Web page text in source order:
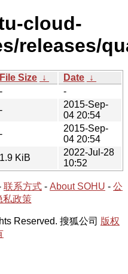
cloud-
releases/
File Size ↓ Date ↓
-
-
-
2015-Sep-
04 20:54
-
2015-Sep-
04 20:54
1.9 KiB
2022-Jul-28
10:52
联系方式 - About SOHU - 公
私政策
Reserved. 搜狐公司 版权